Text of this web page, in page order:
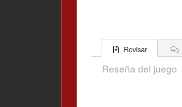
Revisar
Reseña del juego